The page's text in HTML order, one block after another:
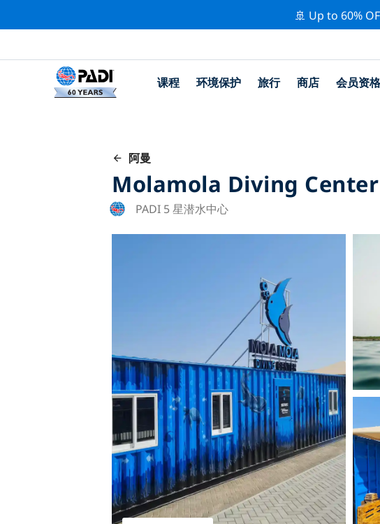
🚢 Up to 60%
课程 环境保护 旅行 商店 会员资格
阿曼
Molamola Diving Center
PADI 5 星潜水中心